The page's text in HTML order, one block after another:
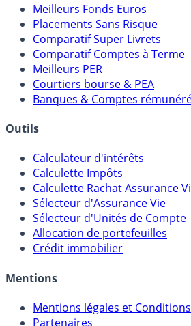
Meilleures Assurances-Vie
Meilleurs Fonds Euros
Placements Sans Risque
Comparatif Super Livrets
Comparatif Comptes à Terme
Meilleurs PER
Banques & Comptes rémunérés
Outils
Calculateur d'intérêts
Calculette Impôts
Calculette Rachat Assurance Vie
Sélecteur d'Assurance Vie
Sélecteur d'Unités de Compte
Crédit immobilier
Mentions